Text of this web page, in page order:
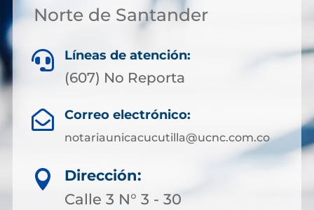
Norte de Santander
 Líneas de atención:
(607) No Reporta
 Correo electrónico:
notariaunicacucutilla@ucnc.com.co

Dirección:
Calle 3 N° 3 - 30